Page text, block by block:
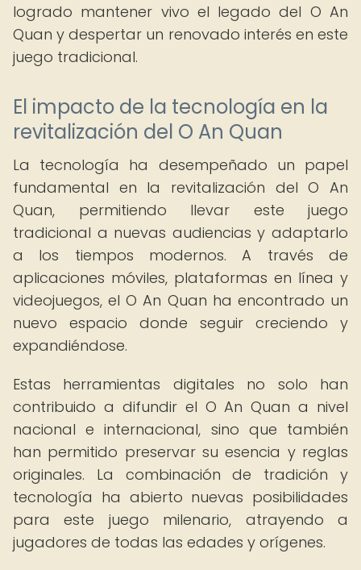
logrado mantener vivo el legado del O An
Quan y despertar un renovado interés en este
juego tradicional.
El impacto de la tecnología en la
revitalización del O An Quan
La tecnología ha desempeñado un papel
fundamental en la revitalización del O An
Quan, permitiendo llevar este juego
tradicional a nuevas audiencias y adaptarlo
a los tiempos modernos. A través de
aplicaciones móviles, plataformas en línea y
videojuegos, el O An Quan ha encontrado un
nuevo espacio donde seguir creciendo y
expandiéndose.
Estas herramientas digitales no solo han
contribuido a difundir el O An Quan a nivel
nacional e internacional, sino que también
han permitido preservar su esencia y reglas
originales. La combinación de tradición y
tecnología ha abierto nuevas posibilidades
para este juego milenario, atrayendo a
jugadores de todas las edades y orígenes.